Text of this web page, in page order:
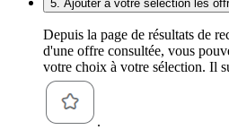
5. Ajouter à votre sélection les
Depuis la page de résultats de
d'une offre consultée, vous
votre choix à votre sélection. Il
.